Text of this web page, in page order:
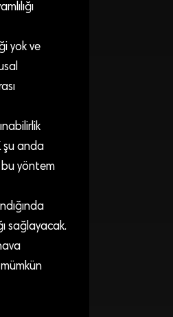
yok ve
şu anda
bu yöntem
sağlayacak.